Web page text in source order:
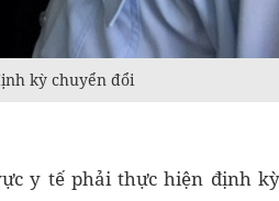
kỳ chuyển đổi
y tế phải thực hiện định kỳ